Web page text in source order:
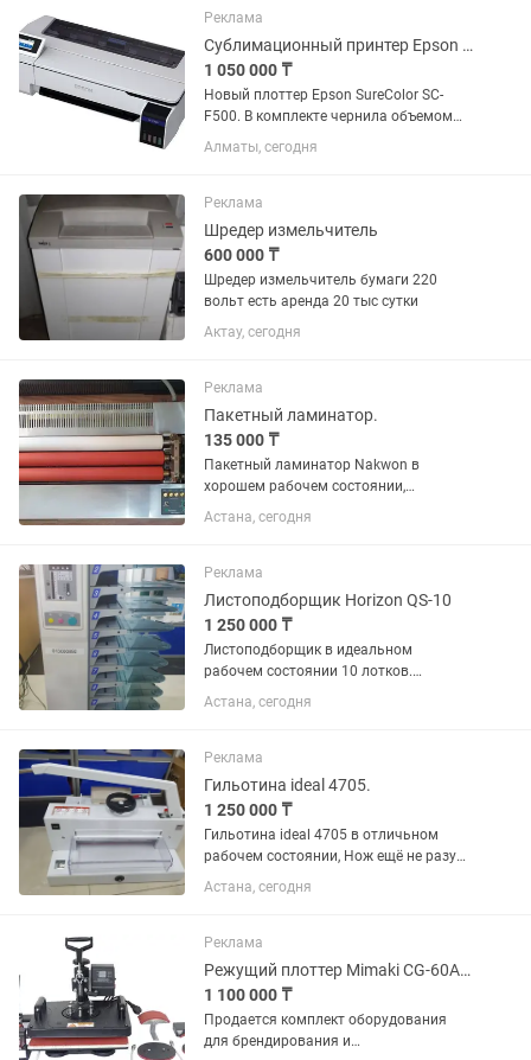
машина J500, запчасти для...
Реклама
Сублимационный принтер Epson F500
1 050 000 ₸
Новый плоттер Epson SureColor SC-
F500. В комплекте чернила объемом
140 мл можно использовать даже во
время печати. Пылезащитная
между листовыми и рулонными...
Алматы, сегодня
Реклама
Шредер измельчитель
600 000 ₸
Шредер измельчитель бумаги 220
вольт есть аренда 20 тыс сутки
Актау, сегодня
Реклама
Пакетный ламинатор.
135 000 ₸
Пакетный ламинатор Nakwon в
хорошем рабочем состоянии,
ламинирует фольгирует. Возможна
отправка по регионам.
Астана, сегодня
Реклама
Листоподборщик Horizon QS-10
1 250 000 ₸
Листоподборщик в идеальном
рабочем состоянии 10 лотков.
Возможна отправка по регионам.
Астана, сегодня
Реклама
Гильотина ideal 4705.
1 250 000 ₸
Гильотина ideal 4705 в отличьном
рабочем состоянии, Нож ещё не разу
не точился. На данный момент острый
режет отлично. Возможна отправка по
Астана, сегодня
Реклама
Режущий плоттер Mimaki CG-60AR Термопресс универсальный Bulros K-5
1 100 000 ₸
Продается комплект оборудования
для брендирования и